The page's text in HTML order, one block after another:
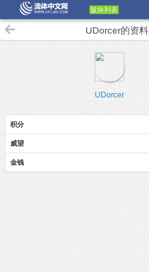
版块列表
UDorcer的资料
UDorcer
积分
威望
金钱